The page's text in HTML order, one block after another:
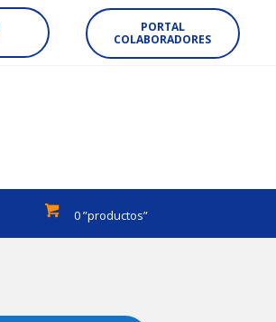
PORTAL
COLABORADORES
0 ”productos”